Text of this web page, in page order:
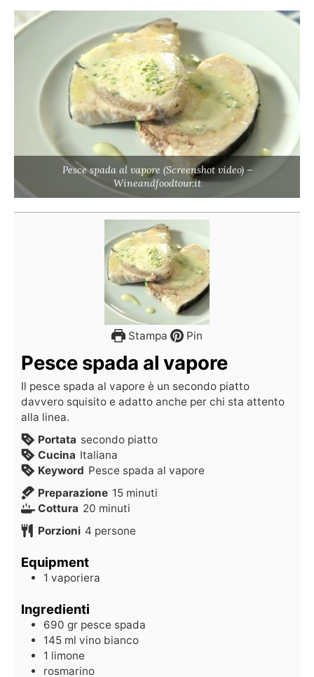
Pesce spada al vapore (Screenshot video) –
Wineandfoodtour.it
Stampa Pin
Pesce spada al vapore
Il pesce spada al vapore è un secondo piatto
davvero squisito e adatto anche per chi sta attento
alla linea.
Portata secondo piatto
Cucina Italiana
Keyword Pesce spada al vapore
Preparazione 15 minuti
Cottura 20 minuti
Porzioni 4 persone
Equipment
1 vaporiera
Ingredienti
690 gr pesce spada
145 ml vino bianco
1 limone
rosmarino